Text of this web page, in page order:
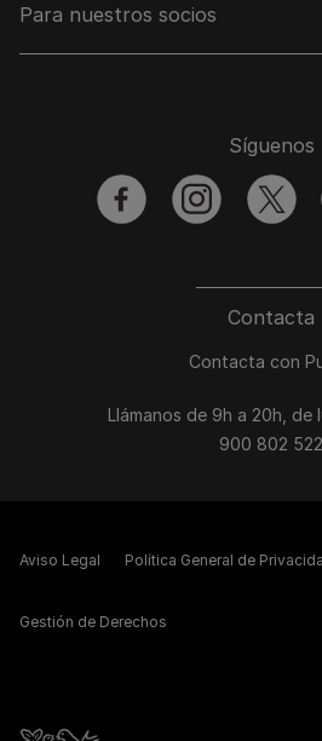
Para nuestros socios
Contacta
Contacta con
Llámanos de 9h a 20h, de
900 802 522
Síguenos
facebookinstagram
Aviso Legal Política General de
Gestión de Derechos